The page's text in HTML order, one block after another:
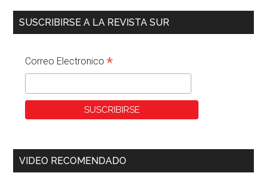
SUSCRIBIRSE A LA REVISTA SUR
Correo Electronico*
VIDEO RECOMENDADO